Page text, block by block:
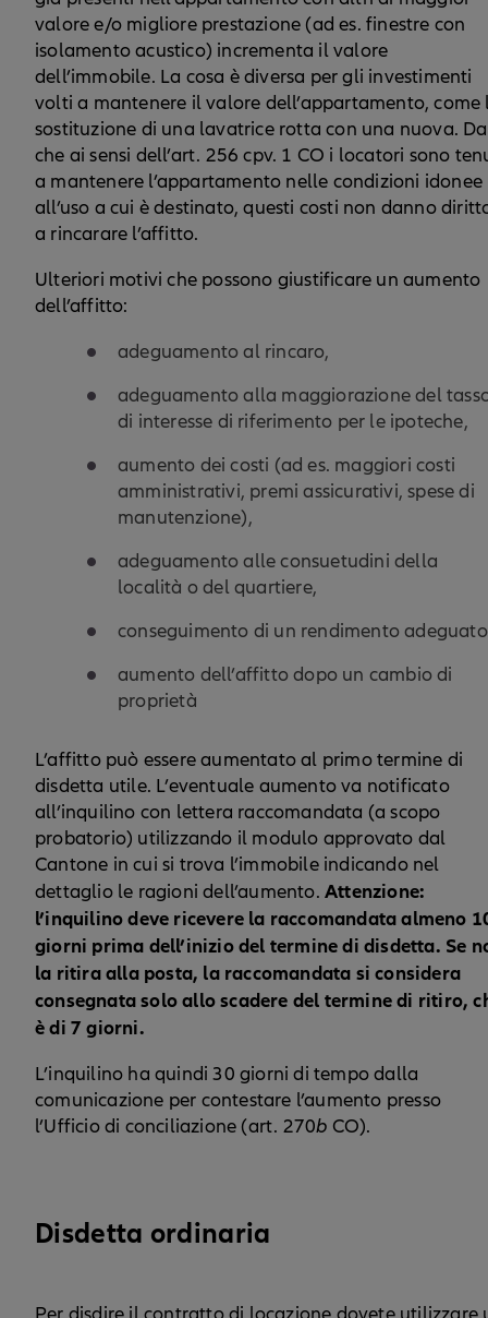
valore e/o migliore prestazione (ad es. finestre con
isolamento acustico) incrementa il valore
dell’immobile. La cosa è diversa per gli investimenti
volti a mantenere il valore dell’appartamento, come
sostituzione di una lavatrice rotta con una nuova.
che ai sensi dell’art. 256 cpv. 1 CO i locatori sono
a mantenere l’appartamento nelle condizioni idonee
all’uso a cui è destinato, questi costi non danno
a rincarare l’affitto.
Ulteriori motivi che possono giustificare un aumento
dell’affitto:
adeguamento al rincaro,
adeguamento alla maggiorazione del
di interesse di riferimento per le ipoteche,
aumento dei costi (ad es. maggiori costi
amministrativi, premi assicurativi, spese di
manutenzione),
adeguamento alle consuetudini della
località o del quartiere,
conseguimento di un rendimento
aumento dell’affitto dopo un cambio di
proprietà
L’affitto può essere aumentato al primo termine di
disdetta utile. L’eventuale aumento va notificato
all’inquilino con lettera raccomandata (a scopo
probatorio) utilizzando il modulo approvato dal
Cantone in cui si trova l’immobile indicando nel
dettaglio le ragioni dell’aumento. Attenzione:
l’inquilino deve ricevere la raccomandata almeno
giorni prima dell’inizio del termine di disdetta. Se
la ritira alla posta, la raccomandata si considera
consegnata solo allo scadere del termine di ritiro,
è di 7 giorni.
L’inquilino ha quindi 30 giorni di tempo dalla
comunicazione per contestare l’aumento presso
l’Ufficio di conciliazione (art. 270b CO).
Disdetta ordinaria